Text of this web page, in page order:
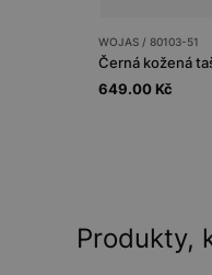
WOJAS / 80103-51
Černá kožená
649.00 Kč
Produkty,